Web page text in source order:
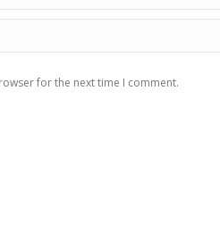
for the next time I comment.